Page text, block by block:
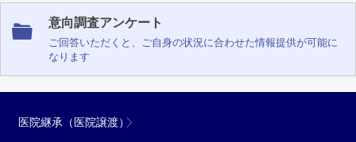
意向調査アンケート
ご回答いただくと、ご自身の状況に合わせた情報提供が可能に
なります
医院継承（医院譲渡）